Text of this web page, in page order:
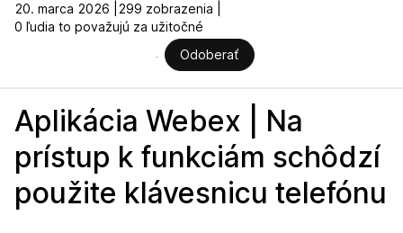
20. marca 2026 |
299 zobrazenia |
0 ľudia to považujú za užitočné
Odoberať
Aplikácia Webex | Na
prístup k funkciám schôdzí
použite klávesnicu telefónu